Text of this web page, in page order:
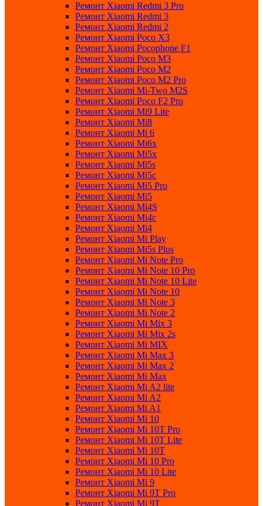
Ремонт Xiaomi Redmi 3 Pro
Ремонт Xiaomi Redmi 3
Ремонт Xiaomi Redmi 2
Ремонт Xiaomi Poco X3
Ремонт Xiaomi Pocophone F1
Ремонт Xiaomi Poco M3
Ремонт Xiaomi Poco M2
Ремонт Xiaomi Poco M2 Pro
Ремонт Xiaomi Mi-Two M2S
Ремонт Xiaomi Poco F2 Pro
Ремонт Xiaomi Mi9 Lite
Ремонт Xiaomi Mi8
Ремонт Xiaomi Mi 6
Ремонт Xiaomi Mi6x
Ремонт Xiaomi Mi5x
Ремонт Xiaomi Mi5s
Ремонт Xiaomi Mi5c
Ремонт Xiaomi Mi5 Pro
Ремонт Xiaomi Mi5
Ремонт Xiaomi Mi4S
Ремонт Xiaomi Mi4c
Ремонт Xiaomi Mi4
Ремонт Xiaomi Mi Play
Ремонт Xiaomi Mi5s Plus
Ремонт Xiaomi Mi Note Pro
Ремонт Xiaomi Mi Note 10 Pro
Ремонт Xiaomi Mi Note 10 Lite
Ремонт Xiaomi Mi Note 10
Ремонт Xiaomi Mi Note 3
Ремонт Xiaomi Mi Note 2
Ремонт Xiaomi Mi Mix 3
Ремонт Xiaomi Mi Mix 2s
Ремонт Xiaomi Mi MIX
Ремонт Xiaomi Mi Max 3
Ремонт Xiaomi Mi Max 2
Ремонт Xiaomi Mi Max
Ремонт Xiaomi Mi A2 lite
Ремонт Xiaomi Mi A2
Ремонт Xiaomi Mi A1
Ремонт Xiaomi Mi 10
Ремонт Xiaomi Mi 10T Pro
Ремонт Xiaomi Mi 10T Lite
Ремонт Xiaomi Mi 10T
Ремонт Xiaomi Mi 10 Pro
Ремонт Xiaomi Mi 10 Lite
Ремонт Xiaomi Mi 9
Ремонт Xiaomi Mi 9T Pro
Ремонт Xiaomi Mi 9T